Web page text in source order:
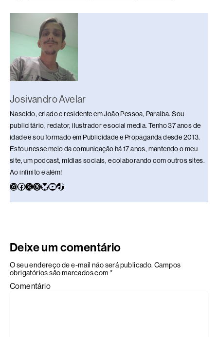
o
o
s
n
p n
Josivandro Avelar
Nascido, criado e residente em João Pessoa, Paraíba. Sou
publicitário, redator, ilustrador e social media. Tenho 37 anos de
idade e sou formado em Publicidade e Propaganda desde 2013.
Estou nesse meio da comunicação há 17 anos, mantendo o meu
site, um podcast, mídias sociais, e colaborando com outros sites.
Ao infinito e além!
Deixe um comentário
O seu endereço de e-mail não será publicado. Campos
obrigatórios são marcados com *
Comentário